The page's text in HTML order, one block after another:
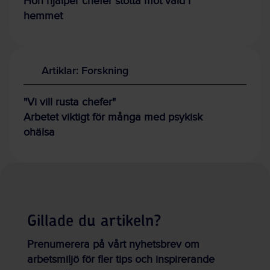
hemmet
Artiklar: Forskning
"Vi vill rusta chefer"
Arbetet viktigt för många med psykisk
ohälsa
Gillade du artikeln?
Prenumerera på vårt nyhetsbrev om
arbetsmiljö för fler tips och inspirerande